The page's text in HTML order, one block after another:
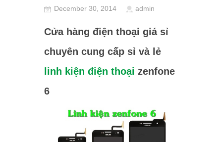
December 30, 2014 admin
Cửa hàng điện thoại giá sỉ
chuyên cung cấp sỉ và lẻ
linh kiện điện thoại zenfone
6